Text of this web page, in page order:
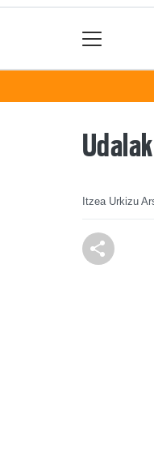
Itzea Urkizu